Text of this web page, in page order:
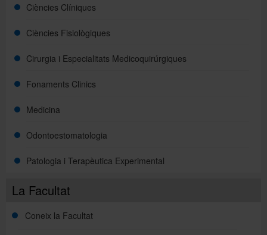
La Facultat
Coneix la Facultat
Ciències Clíniques
Ciències Fisiològiques
Cirurgia i Especialitats Medicoquirúrgiques
Fonaments Clinics
Medicina
Odontoestomatologia
Patologia i Terapèutica Experimental